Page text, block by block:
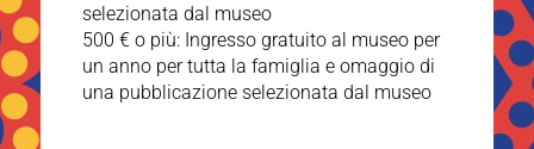
selezionata dal museo
500 € o più: Ingresso gratuito al museo per
un anno per tutta la famiglia e omaggio di
una pubblicazione selezionata dal museo